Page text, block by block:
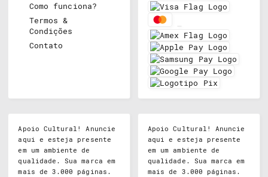
Como funciona?
Termos &
Condições
Contato
Apoio Cultural! Anuncie
aqui e esteja presente
em um ambiente de
qualidade. Sua marca em
mais de 3.000 páginas.
Apoio Cultural! Anuncie
aqui e esteja presente
em um ambiente de
qualidade. Sua marca em
mais de 3.000 páginas.